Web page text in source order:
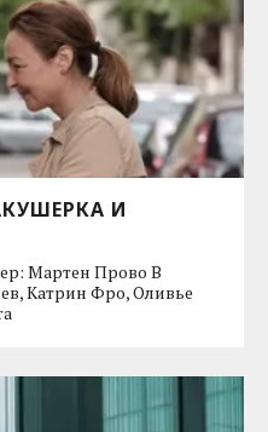
И
Мартен Прово В
Катрин Фро, Оливье